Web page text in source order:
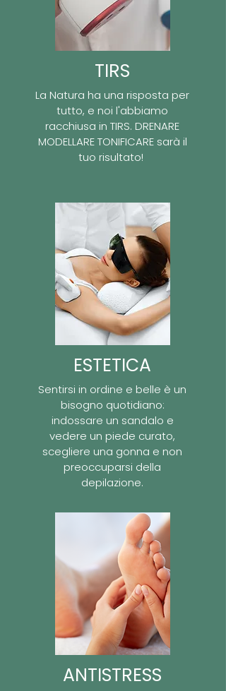
TIRS
La Natura ha una risposta per
tutto, e noi l'abbiamo
racchiusa in TIRS. DRENARE
MODELLARE TONIFICARE sarà il
tuo risultato!
ESTETICA
Sentirsi in ordine e belle è un
bisogno quotidiano:
indossare un sandalo e
vedere un piede curato,
scegliere una gonna e non
preoccuparsi della
depilazione.
ANTISTRESS